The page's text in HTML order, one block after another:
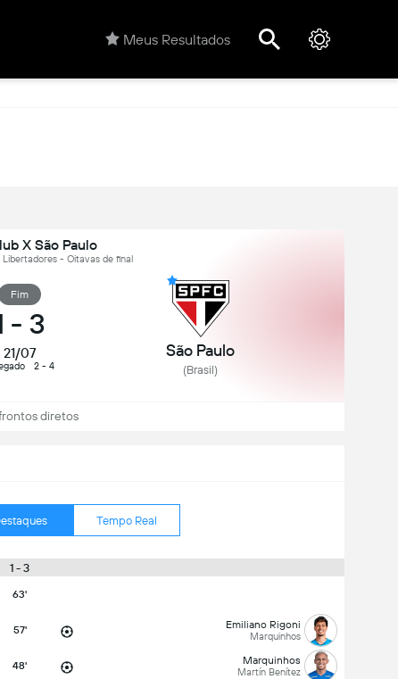
Meus Resultados
X São Paulo
- Oitavas de final
Fim
- 3
21/07
2 - 4
São Paulo
(Brasil)
diretos
Tempo Real
1 - 3
63'
57' Emiliano Rigoni
Marquinhos
48' Marquinhos
Martín Benítez